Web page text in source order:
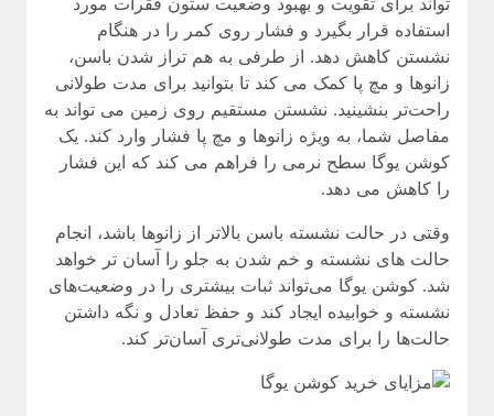
استفاده قرار بگیرد و فشار روی کمر را در هنگام
نشستن کاهش دهد. از طرفی به هم تراز شدن باسن،
زانوها و مچ پا کمک می کند تا بتوانید برای مدت طولانی
راحت‌تر بنشینید. نشستن مستقیم روی زمین می تواند به
مفاصل شما، به ویژه زانوها و مچ پا فشار وارد کند. یک
کوشن یوگا سطح نرمی را فراهم می کند که این فشار
را کاهش می دهد.
وقتی در حالت نشسته باسن بالاتر از زانوها باشد، انجام
حالت های نشسته و خم شدن به جلو را آسان تر خواهد
شد. کوشن یوگا می‌تواند ثبات بیشتری را در وضعیت‌های
نشسته و خوابیده ایجاد کند و حفظ تعادل و نگه داشتن
حالت‌ها را برای مدت طولانی‌تری آسان‌تر کند.